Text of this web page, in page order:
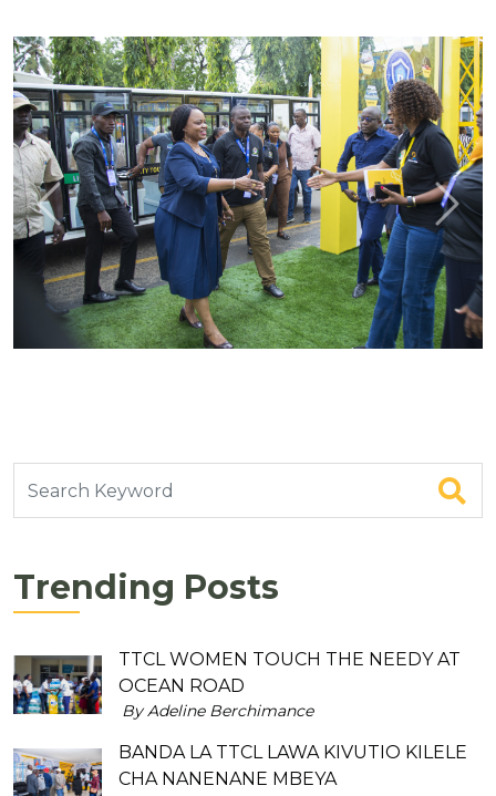
Previous Next
Trending Posts
TTCL WOMEN TOUCH THE NEEDY AT
OCEAN ROAD
By Adeline Berchimance
BANDA LA TTCL LAWA KIVUTIO KILELE
CHA NANENANE MBEYA